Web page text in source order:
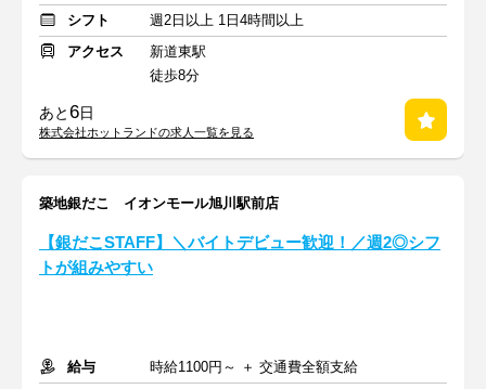
シフト
週2日以上 1日4時間以上
アクセス
新道東駅
徒歩8分
あと6日
株式会社ホットランドの求人一覧を見る
築地銀だこ イオンモール旭川駅前店
【銀だこSTAFF】＼バイトデビュー歓迎！／週2◎シフ
トが組みやすい
給与
時給1100円～ ＋ 交通費全額支給